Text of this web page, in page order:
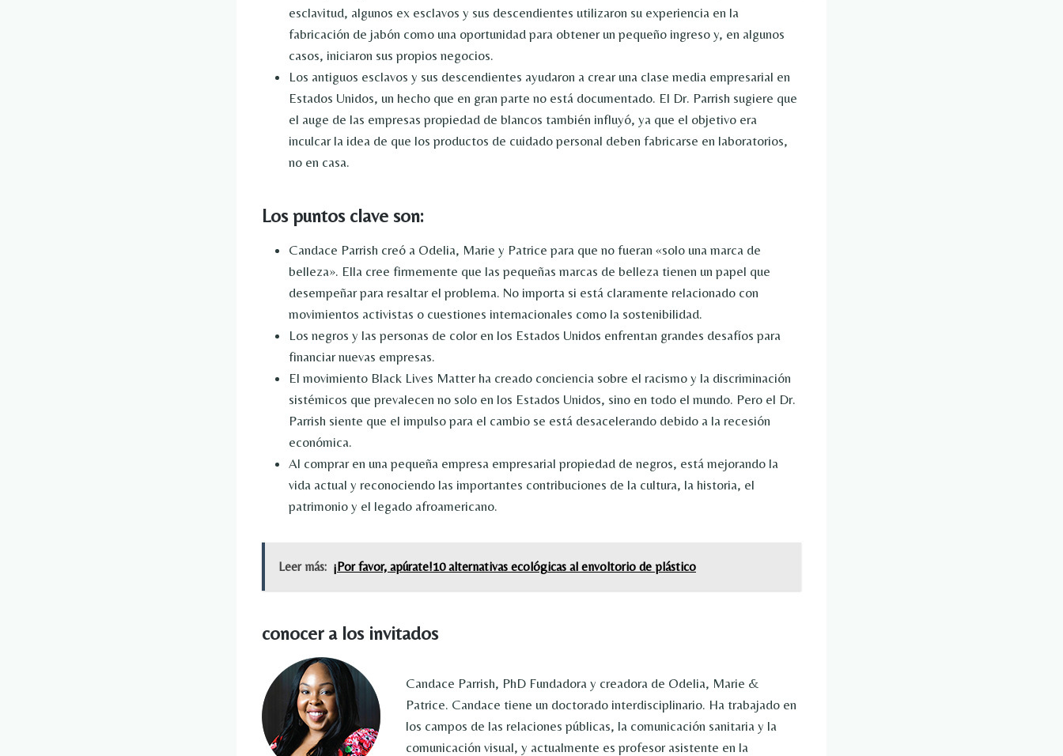
esclavitud, algunos ex esclavos y sus descendientes utilizaron su experiencia en la
fabricación de jabón como una oportunidad para obtener un pequeño ingreso y, en algunos
casos, iniciaron sus propios negocios.
Los antiguos esclavos y sus descendientes ayudaron a crear una clase media empresarial en
Estados Unidos, un hecho que en gran parte no está documentado. El Dr. Parrish sugiere que
el auge de las empresas propiedad de blancos también influyó, ya que el objetivo era
inculcar la idea de que los productos de cuidado personal deben fabricarse en laboratorios,
no en casa.
Los puntos clave son:
Candace Parrish creó a Odelia, Marie y Patrice para que no fueran «solo una marca de
belleza». Ella cree firmemente que las pequeñas marcas de belleza tienen un papel que
desempeñar para resaltar el problema. No importa si está claramente relacionado con
movimientos activistas o cuestiones internacionales como la sostenibilidad.
Los negros y las personas de color en los Estados Unidos enfrentan grandes desafíos para
financiar nuevas empresas.
El movimiento Black Lives Matter ha creado conciencia sobre el racismo y la discriminación
sistémicos que prevalecen no solo en los Estados Unidos, sino en todo el mundo. Pero el Dr.
Parrish siente que el impulso para el cambio se está desacelerando debido a la recesión
económica.
Al comprar en una pequeña empresa empresarial propiedad de negros, está mejorando la
vida actual y reconociendo las importantes contribuciones de la cultura, la historia, el
patrimonio y el legado afroamericano.
Leer más: ¡Por favor, apúrate!10 alternativas ecológicas al envoltorio de plástico
conocer a los invitados
Candace Parrish, PhD Fundadora y creadora de Odelia, Marie &
Patrice. Candace tiene un doctorado interdisciplinario. Ha trabajado en
los campos de las relaciones públicas, la comunicación sanitaria y la
comunicación visual, y actualmente es profesor asistente en la